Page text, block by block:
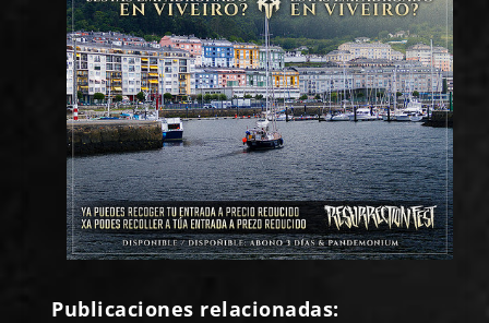
Publicaciones relacionadas: